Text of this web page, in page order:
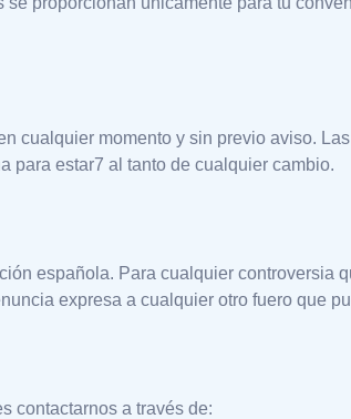
cualquier momento y sin previo aviso.
para estar7 al tanto de cualquier cambio.
española. Para cualquier controversia
expresa a cualquier otro fuero que
contactarnos a través de: